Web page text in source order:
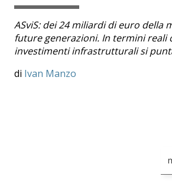
ASviS: dei 24 miliardi di euro della
future generazioni. In termini reali
investimenti infrastrutturali si
Ivan Manzo